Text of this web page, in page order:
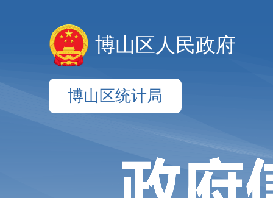
博山区人民政府
博山区统计局